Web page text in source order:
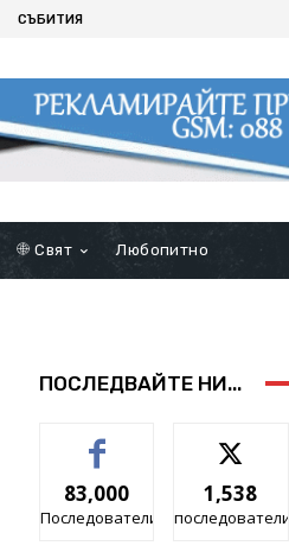
СЪБИТИЯ
Свят Любопитно
ПОСЛЕДВАЙТЕ НИ...
83,000
Последователи
1,538
последователи